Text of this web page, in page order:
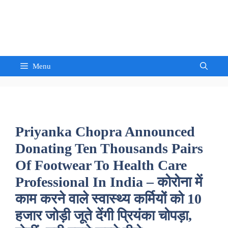
Menu
Priyanka Chopra Announced
Donating Ten Thousands Pairs
Of Footwear To Health Care
Professional In India – कोरोना में
काम करने वाले स्वास्थ्य कर्मियों को 10
हजार जोड़ी जूते देंगी प्रियंका चोपड़ा,